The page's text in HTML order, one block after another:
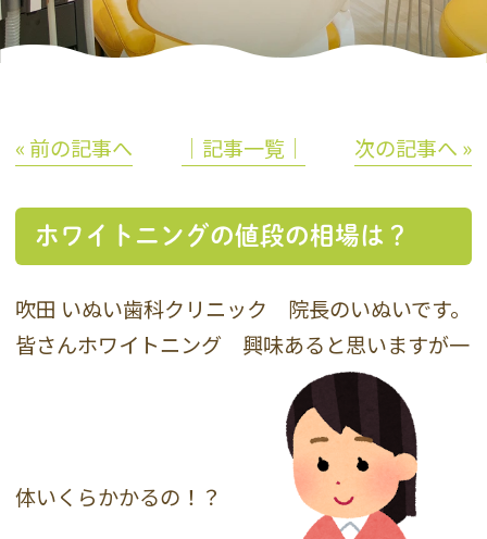
« 前の記事へ │記事一覧│ 次の記事へ »
ホワイトニングの値段の相場は？
吹田 いぬい歯科クリニック 院長のいぬいです。
皆さんホワイトニング 興味あると思いますが一
体いくらかかるの！？